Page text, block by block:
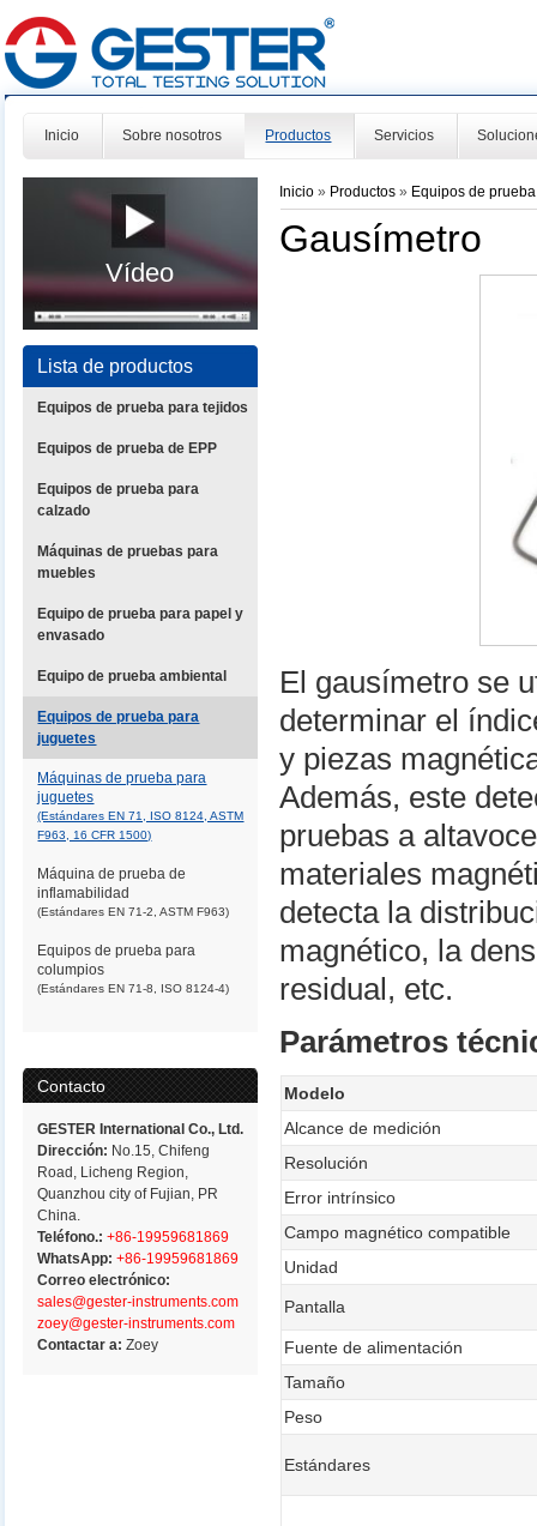
Inicio Sobre nosotros Productos Servicios
Vídeo
Lista de productos
Equipos de prueba para tejidos
Equipos de prueba de EPP
Equipos de prueba para
calzado
Máquinas de pruebas para
muebles
Equipo de prueba para papel y
envasado
Equipo de prueba ambiental
Equipos de prueba para
juguetes
Máquinas de prueba para
juguetes
(Estándares EN 71, ISO 8124, ASTM
F963, 16 CFR 1500)
Máquina de prueba de
inflamabilidad
(Estándares EN 71-2, ASTM F963)
Equipos de prueba para
columpios
(Estándares EN 71-8, ISO 8124-4)
Contacto
GESTER International Co., Ltd.
Dirección: No.15, Chifeng
Road, Licheng Region,
Quanzhou city of Fujian, PR
China.
Teléfono.: +86-19959681869
WhatsApp: +86-19959681869
Correo electrónico:
sales@gester-instruments.com
zoey@gester-instruments.com
Contactar a:Zoey
Inicio » Productos» Equipos de
Gausímetro
El gausímetro se
determinar el
y piezas
Además, este
pruebas a
materiales
detecta la
magnético, la
residual, etc.
Parámetros
Modelo
Alcance de medición
Resolución
Error intrínsico
Campo magnético compatible
Unidad
Pantalla
Fuente de alimentación
Tamaño
Peso
Estándares